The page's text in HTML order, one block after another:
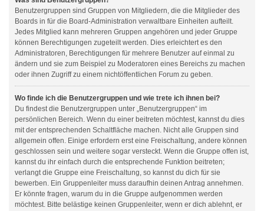
Benutzergruppen sind Gruppen von Mitgliedern, die die Mitglieder des
Boards in für die Board-Administration verwaltbare Einheiten aufteilt.
Jedes Mitglied kann mehreren Gruppen angehören und jeder Gruppe
können Berechtigungen zugeteilt werden. Dies erleichtert es den
Administratoren, Berechtigungen für mehrere Benutzer auf einmal zu
ändern und sie zum Beispiel zu Moderatoren eines Bereichs zu machen
oder ihnen Zugriff zu einem nichtöffentlichen Forum zu geben.
Wo finde ich die Benutzergruppen und wie trete ich ihnen bei?
Du findest die Benutzergruppen unter „Benutzergruppen“ im
persönlichen Bereich. Wenn du einer beitreten möchtest, kannst du dies
mit der entsprechenden Schaltfläche machen. Nicht alle Gruppen sind
allgemein offen. Einige erfordern erst eine Freischaltung, andere können
geschlossen sein und weitere sogar versteckt. Wenn die Gruppe offen ist,
kannst du ihr einfach durch die entsprechende Funktion beitreten;
verlangt die Gruppe eine Freischaltung, so kannst du dich für sie
bewerben. Ein Gruppenleiter muss daraufhin deinen Antrag annehmen.
Er könnte fragen, warum du in die Gruppe aufgenommen werden
möchtest. Bitte belästige keinen Gruppenleiter, wenn er dich ablehnt, er